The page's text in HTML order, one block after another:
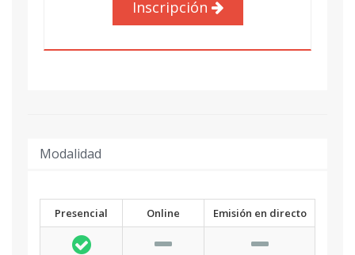
Inscripción
Modalidad
Presencial Online Emisión en directo